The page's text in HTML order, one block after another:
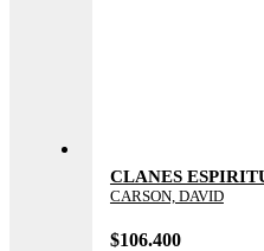
CLANES
CARSON, DAVID
$106.400